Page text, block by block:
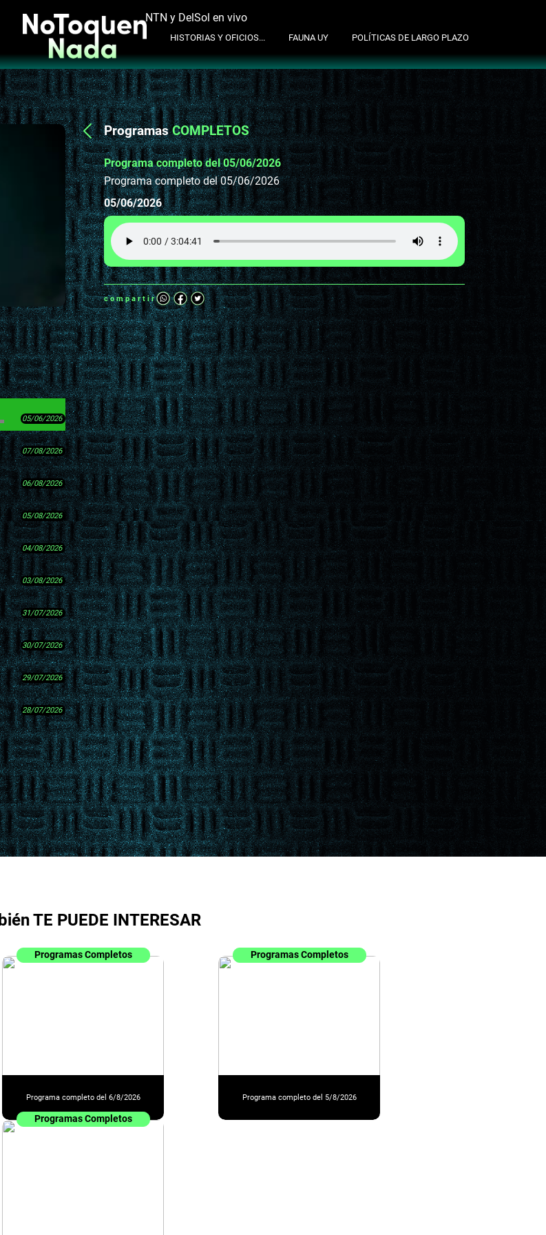
suscribite al newsletter
NTN y DelSol en vivo
HISTORIAS Y OFICIOS... FAUNA UY POLÍTICAS DE LARGO PLAZO
05/06/2026
07/08/2026
06/08/2026
05/08/2026
04/08/2026
03/08/2026
31/07/2026
30/07/2026
29/07/2026
28/07/2026
ProgramasCOMPLETOS
Programa completo del 05/06/2026
Programa completo del 05/06/2026
05/06/2026
compartir
TE PUEDE INTERESAR
Programas Completos
Programa completo del 6/8/2026
Programas Completos
Programa completo del 5/8/2026
Programas Completos